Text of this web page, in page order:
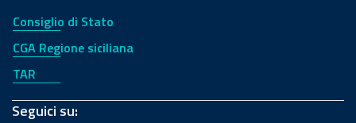
Consiglio di Stato
CGA Regione siciliana
TAR
Seguici su: